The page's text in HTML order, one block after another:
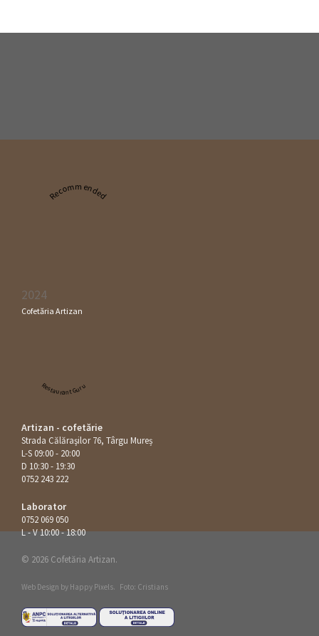
Recommended
2024
Cofetăria Artizan
Restaurant Guru
Artizan - cofetărie
Strada Călăraşilor 76, Târgu Mureș
L-S 09:00 - 20:00
D 10:30 - 19:30
0752 243 222
Laborator
0752 069 050
L - V 10:00 - 18:00
© 2026 Cofetăria Artizan.
Web Design by Happy Pixels. Foto: Cristians